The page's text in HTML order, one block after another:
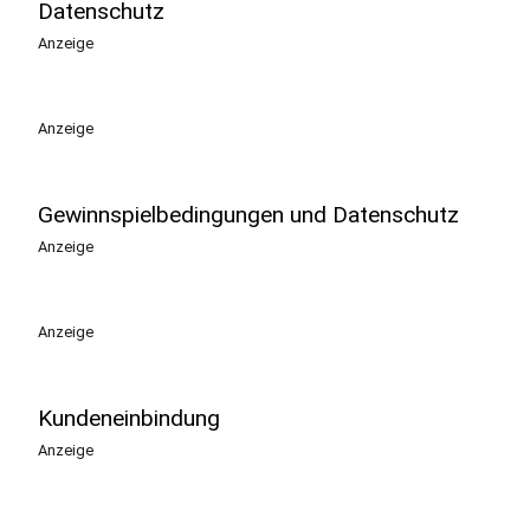
Datenschutz
Anzeige
Anzeige
Gewinnspielbedingungen und Datenschutz
Anzeige
Anzeige
Kundeneinbindung
Anzeige